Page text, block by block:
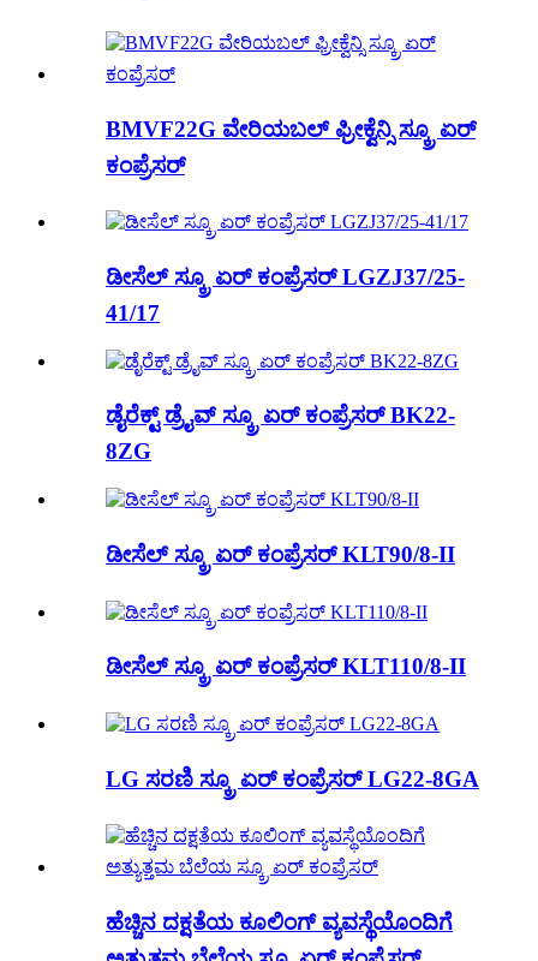
BMVF22G ವೇರಿಯಬಲ್ ಫ್ರೀಕ್ವೆನ್ಸಿ ಸ್ಕ್ರೂ ಏರ್
ಕಂಪ್ರೆಸರ್
ಡೀಸೆಲ್ ಸ್ಕ್ರೂ ಏರ್ ಕಂಪ್ರೆಸರ್ LGZJ37/25-
41/17
ಡೈರೆಕ್ಟ್ ಡ್ರೈವ್ ಸ್ಕ್ರೂ ಏರ್ ಕಂಪ್ರೆಸರ್ BK22-
8ZG
ಡೀಸೆಲ್ ಸ್ಕ್ರೂ ಏರ್ ಕಂಪ್ರೆಸರ್ KLT90/8-II
ಡೀಸೆಲ್ ಸ್ಕ್ರೂ ಏರ್ ಕಂಪ್ರೆಸರ್ KLT110/8-II
LG ಸರಣಿ ಸ್ಕ್ರೂ ಏರ್ ಕಂಪ್ರೆಸರ್ LG22-8GA
ಹೆಚ್ಚಿನ ದಕ್ಷತೆಯ ಕೂಲಿಂಗ್ ವ್ಯವಸ್ಥೆಯೊಂದಿಗೆ